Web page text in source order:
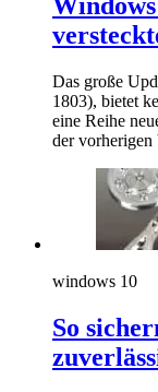
Das große
1803), bietet
eine Reihe
der vorherigen
windows 10
So